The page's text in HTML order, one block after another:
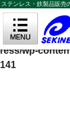
Warning
:
/home/
ress/wp-
141
ステンレス・鉄製品販売